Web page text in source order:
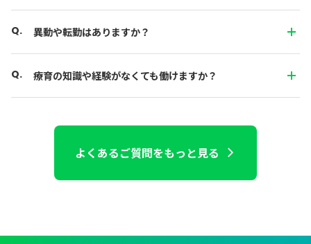
異動や転勤はありますか？
療育の知識や経験がなくても働けますか？
よくあるご質問をもっと見る